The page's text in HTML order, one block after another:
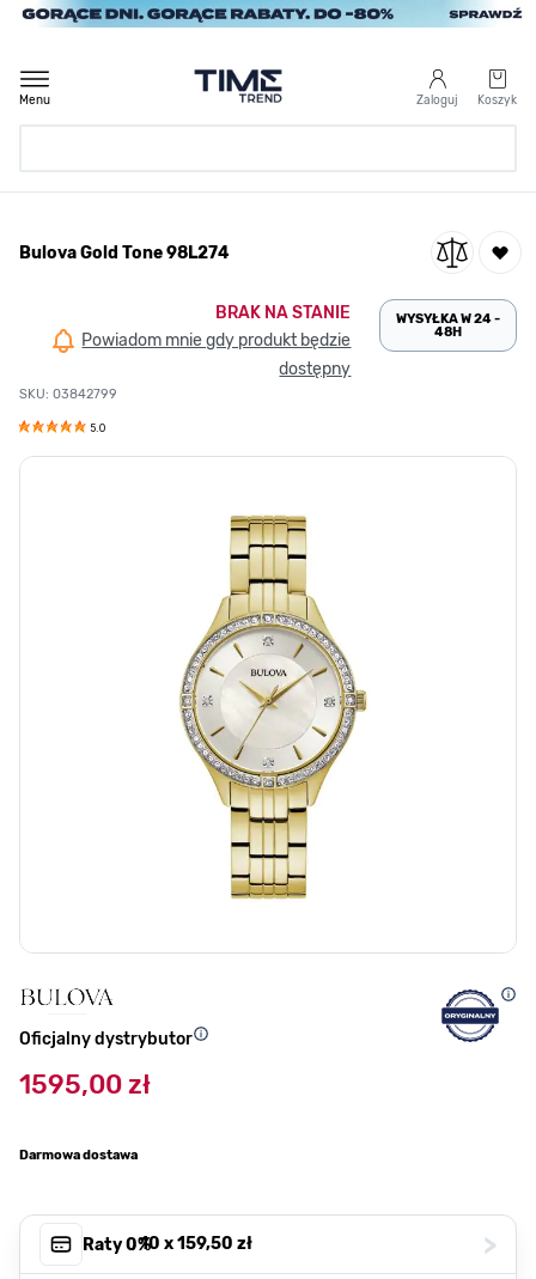
Przejdź do treści
Zaloguj Koszyk
Menu
/
Bulova Gold Tone 98L274
Bulova Gold Tone 98L274
BRAK NA STANIE
Powiadom mnie gdy produkt będzie
dostępny
SKU: 03842799
5.0
WYSYŁKA W 24 -
48H
Oficjalny dystrybutor
1595,00 zł
Darmowa dostawa
Raty 0%, 10 x159,50 zł >